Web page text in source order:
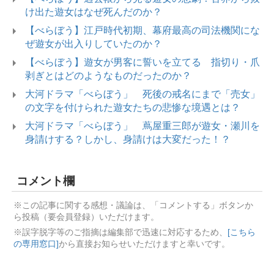
け出た遊女はなぜ死んだのか？
【べらぼう】江戸時代初期、幕府最高の司法機関にな
ぜ遊女が出入りしていたのか？
【べらぼう】遊女が男客に誓いを立てる 指切り・爪
剥ぎとはどのようなものだったのか？
大河ドラマ「べらぼう」 死後の戒名にまで「売女」
の文字を付けられた遊女たちの悲惨な境遇とは？
大河ドラマ「べらぼう」 蔦屋重三郎が遊女・瀬川を
身請けする？しかし、身請けは大変だった！？
コメント欄
※この記事に関する感想・議論は、「コメントする」ボタンか
ら投稿（要会員登録）いただけます。
※誤字脱字等のご指摘は編集部で迅速に対応するため、
[こちら
の専用窓口]から直接お知らせいただけますと幸いです。